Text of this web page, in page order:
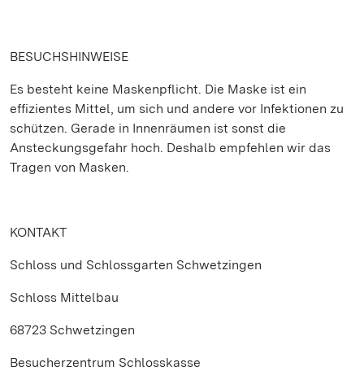
BESUCHSHINWEISE
Es besteht keine Maskenpflicht. Die Maske ist ein
effizientes Mittel, um sich und andere vor Infektionen zu
schützen. Gerade in Innenräumen ist sonst die
Ansteckungsgefahr hoch. Deshalb empfehlen wir das
Tragen von Masken.
KONTAKT
Schloss und Schlossgarten Schwetzingen
Schloss Mittelbau
68723 Schwetzingen
Besucherzentrum Schlosskasse